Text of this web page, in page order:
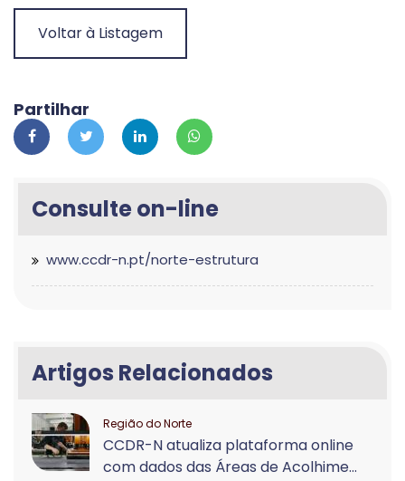
Voltar à Listagem
Partilhar
Consulte on-line
www.ccdr-n.pt/norte-estrutura
Artigos Relacionados
Região do Norte
CCDR-N atualiza plataforma online
com dados das Áreas de Acolhime...